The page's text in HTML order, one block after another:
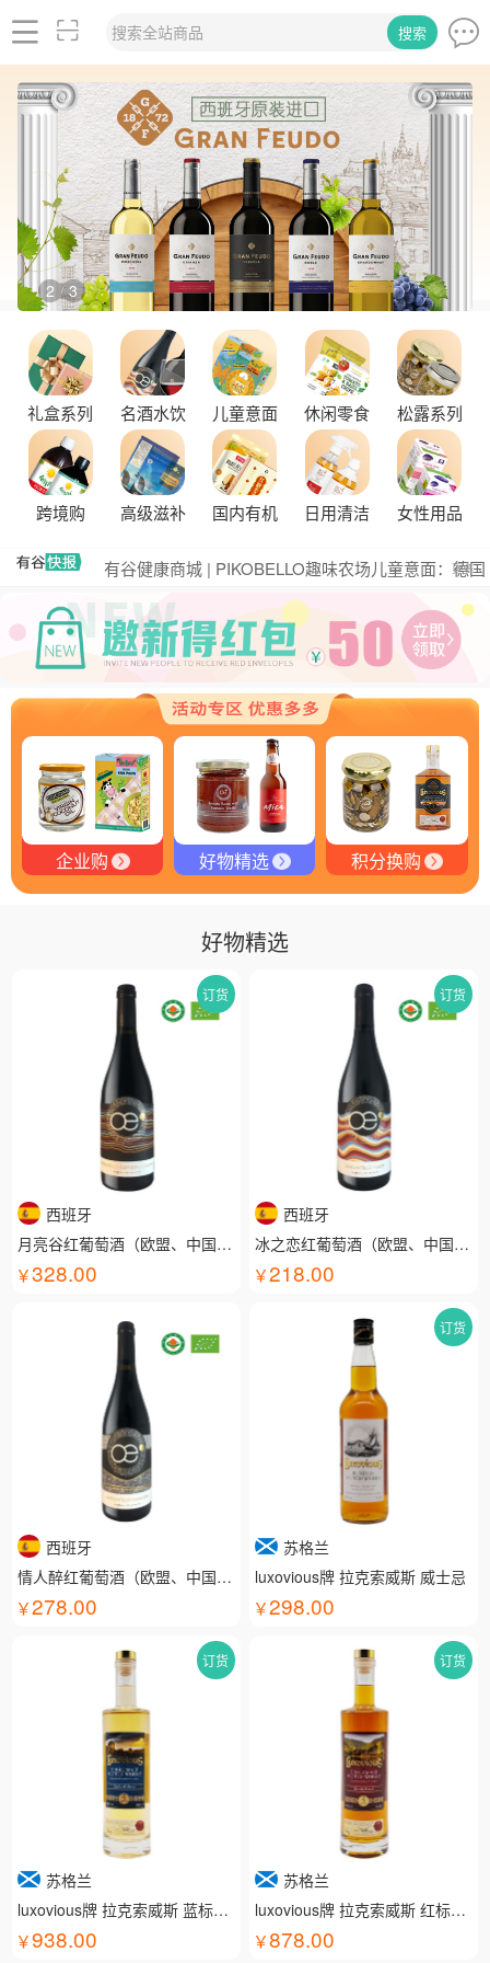
搜索全站商品 搜索
2 / 3
礼盒系列 名酒水饮 儿童意面 休闲零食 松露系列
跨境购 高级滋补 国内有机 日用清洁 女性用品
更多
式，共筑大健康产业有机生态新未来
有谷健康商城 | PIKOBELLO趣味农场儿童意面：德国
匠心打造的无盐健康新主张
有谷健康 | PIKOBELLO牌儿童意面：健康与美味的完
美结合
探寻黑钻奥秘：有谷健康与塞尔维亚黑松露的完美邂
逅
探秘塞尔维亚黑松露：舌尖上的黑钻石
品味卓越，OE 中欧有机双认证红酒的独特魅力
品味拉克索威斯威士忌，邂逅独特酒韵
舌尖上的塞尔维亚黑松露，你了解多少？
探秘塞尔维亚松露的独特魅力
黑松露的热量是多少？
企业购 好物精选 积分换购
好物精选
订货
西班牙
月亮谷红葡萄酒（欧盟、中国有机认证）
328.00
订货
西班牙
冰之恋红葡萄酒（欧盟、中国有机认证）
218.00
西班牙
情人醉红葡萄酒（欧盟、中国有机认证）
278.00
订货
苏格兰
luxovious牌 拉克索威斯 威士忌
298.00
订货
苏格兰
luxovious牌 拉克索威斯 蓝标威士忌
938.00
订货
苏格兰
luxovious牌 拉克索威斯 红标威士忌
878.00